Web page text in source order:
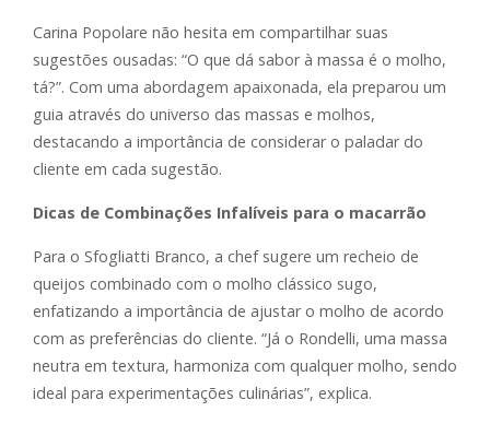
Carina Popolare não hesita em compartilhar suas
sugestões ousadas: “O que dá sabor à massa é o molho,
tá?”. Com uma abordagem apaixonada, ela preparou um
guia através do universo das massas e molhos,
destacando a importância de considerar o paladar do
cliente em cada sugestão.
Dicas de Combinações Infalíveis para o macarrão
Para o Sfogliatti Branco, a chef sugere um recheio de
queijos combinado com o molho clássico sugo,
enfatizando a importância de ajustar o molho de acordo
com as preferências do cliente. “Já o Rondelli, uma massa
neutra em textura, harmoniza com qualquer molho, sendo
ideal para experimentações culinárias”, explica.